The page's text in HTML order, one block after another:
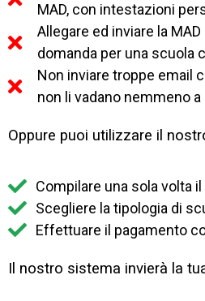
MAD, con intestazioni
Allegare ed inviare la
domanda per una scuola
Non inviare troppe email
non li vadano nemmeno a
Oppure puoi utilizzare il
Compilare una sola volta
Scegliere la tipologia di
Effettuare il pagamento
Il nostro sistema invierà la